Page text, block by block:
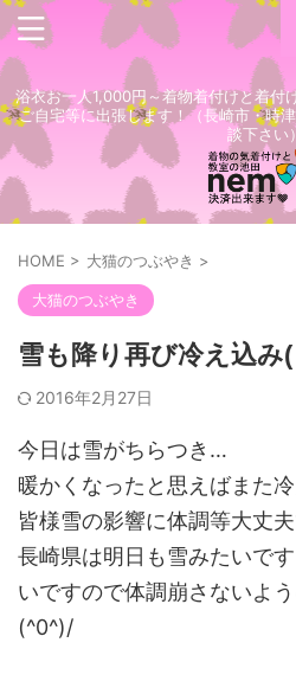
浴衣お一人1,000円～着物着付けと着付
ご自宅等に出張します！（長崎市・時
談下さい
HOME > 大猫のつぶやき >
大猫のつぶやき
雪も降り再び冷え込み
2016年2月27日
今日は雪がちらつき…
暖かくなったと思えばまた
皆様雪の影響に体調等大丈
長崎県は明日も雪みたいで
いですので体調崩さないよ
(^0^)/